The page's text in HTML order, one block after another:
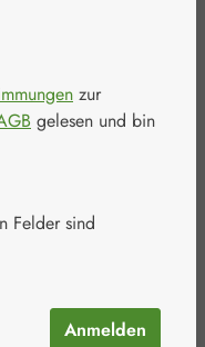
zur
gelesen und bin
Felder sind
Anmelden